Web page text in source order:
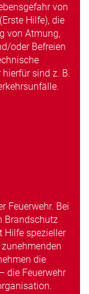
von
Hilfe), die
von Atmung,
oder Befreien
sind z. B.
Feuerwehr. Bei
Brandschutz
Hilfe spezieller
die
die Feuerwehr